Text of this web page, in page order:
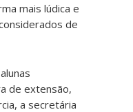
mais lúdica e
de
de extensão,
a secretária